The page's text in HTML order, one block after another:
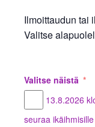
Ilmoittaudun tai
Valitse
Valitse näistä
13.8.2026
seuraa ikäihmisille